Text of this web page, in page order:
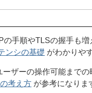
手順やTLSの握手も
ンシの基礎 がわかりや
ザーの操作可能まで
考え方 が参考になりま